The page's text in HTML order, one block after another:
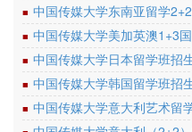
■ 中国传媒大学东南亚留学
■ 中国传媒大学美加英澳1+3
■ 中国传媒大学日本留学班招
■ 中国传媒大学韩国留学班招
■ 中国传媒大学意大利艺术留